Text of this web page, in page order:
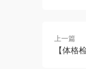
上一篇
【体